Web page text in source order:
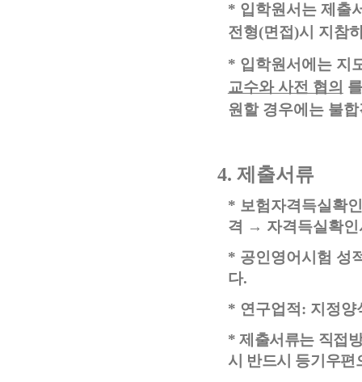
* 입학원서는 제출
전형(면접)시 지참
* 입학원서에는 지
교수와 사전 협의
원할 경우에는 불
4. 제출서류
* 보험자격득실확
격
→ 자격득실확
* 공인영어시험 성
다.
* 연구업적 : 지정양
*제출서류는 직접
시 반드시 등기우편